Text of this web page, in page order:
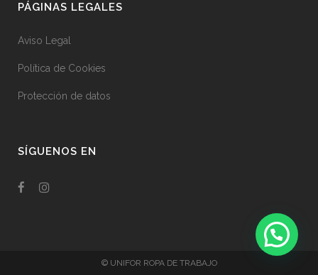
PÁGINAS LEGALES
Aviso Legal
Política de Cookies
Protección de datos
SÍGUENOS EN
© UNIFOR ROPA DE TRABAJO